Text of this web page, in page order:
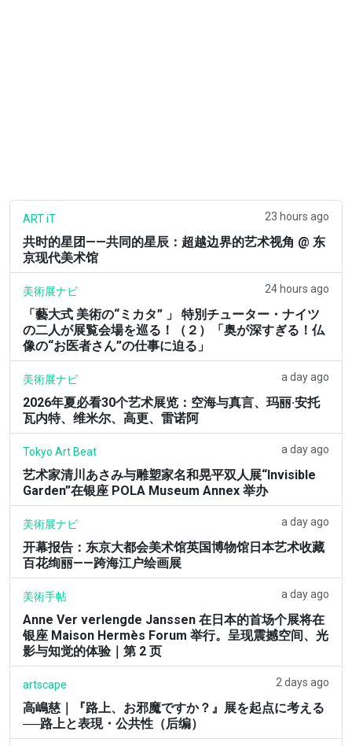
ART iT 23 hours ago
共时的星团——共同的星辰：超越边界的艺术视角 @ 东
京现代美术馆
美術展ナビ 24 hours ago
「藝大式 美術の“ミカタ” 」 特別チューター・ナイツ
の二人が展覧会場を巡る！（２）「奥が深すぎる！仏
像の“お医者さん”の仕事に迫る」
美術展ナビ a day ago
2026年夏必看30个艺术展览：空海与真言、玛丽·安托
瓦内特、维米尔、高更、雷诺阿
Tokyo Art Beat a day ago
艺术家清川あさみ与雕塑家名和晃平双人展“Invisible
Garden”在银座 POLA Museum Annex 举办
美術展ナビ a day ago
开幕报告：东京大都会美术馆英国博物馆日本艺术收藏
百花绚丽——跨海江户绘画展
美術手帖 a day ago
Anne Ver verlengde Janssen 在日本的首场个展将在
银座 Maison Hermès Forum 举行。呈现震撼空间、光
影与知觉的体验｜第 2 页
artscape 2 days ago
高嶋慈｜『路上、お邪魔ですか？』展を起点に考える
──路上と表現・公共性（后编）